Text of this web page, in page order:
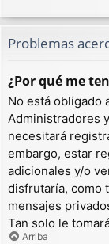
Problemas
¿Por qué me
No está obligado
Administradores
necesitará
embargo, estar
adicionales y/o
disfrutaría, como
mensajes
Tan solo le
Arriba